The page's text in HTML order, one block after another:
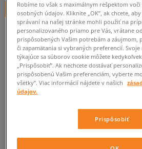
+ 60 BODOV V SIZEERCLUBE
Informujte ma o dostupnosti
Ak bude položka opäť dostupná, dostanete
Vyberte veľkosť
ZISTIŤ DOSTUPNOSŤ V NAŠICH
Robíme to však s maximálnym rešpektom
osobných údajov. Kliknite „OK”, ak chcete,
správaní na našej stránke mohli použiť na
personalizovaného priamo pre Vás, vrátane
prispôsobených Vašim potrebám a záujmom,
či zapamätania si vybraných preferencií.
týkajúce sa súborov cookie môžete
„Prispôsobiť”. Ak nechcete dostávať
prispôsobenú Vašim preferenciám, vyberte
všetky”. Viac informácií nájdete v našich
údajov.
Prispôsobiť